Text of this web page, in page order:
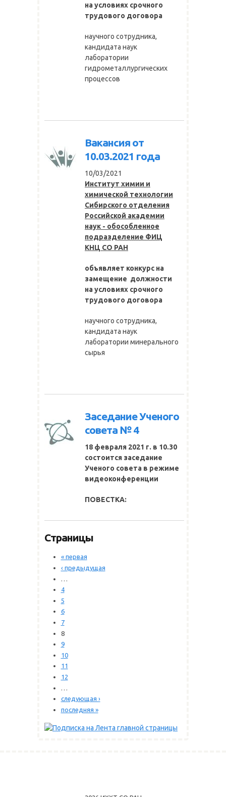
на условиях срочного
трудового договора
научного сотрудника,
кандидата наук
лаборатории
гидрометаллургических
процессов
Вакансия от
10.03.2021 года
10/03/2021
Институт химии и
химической технологии
Сибирского отделения
Российской академии
наук - обособленное
подразделение ФИЦ
КНЦ СО РАН
объявляет конкурс на
замещение должности
на условиях срочного
трудового договора
научного сотрудника,
кандидата наук
лаборатории минерального
сырья
Заседание Ученого
совета № 4
18 февраля 2021 г. в 10.30
состоится заседание
Ученого совета в режиме
видеоконференции
ПОВЕСТКА:
Страницы
« первая
‹ предыдущая
4
5
6
7
8
9
10
11
12
следующая ›
последняя »